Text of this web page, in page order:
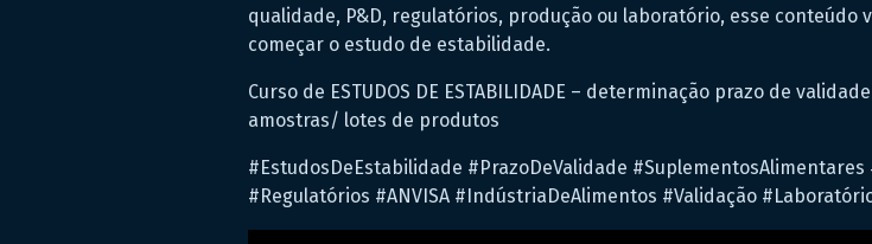
qualidade, P&D, regulatórios, produção ou laboratório, esse
começar o estudo de estabilidade.
Curso de ESTUDOS DE ESTABILIDADE – determinação prazo de
amostras/ lotes de produtos
#EstudosDeEstabilidade #PrazoDeValidade
#Regulatórios #ANVISA #IndústriaDeAlimentos #Validação